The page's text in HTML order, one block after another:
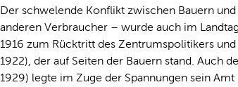
Der schwelende Konflikt zwischen Bauern
anderen Verbraucher – wurde auch im
1916 zum Rücktritt des Zentrumspolitikers
1922), der auf Seiten der Bauern stand. Auch
1929) legte im Zuge der Spannungen sein